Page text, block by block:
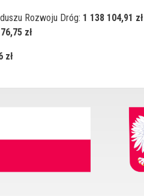
Rozwoju Dróg: 1 138 104,91 zł
zł
zł